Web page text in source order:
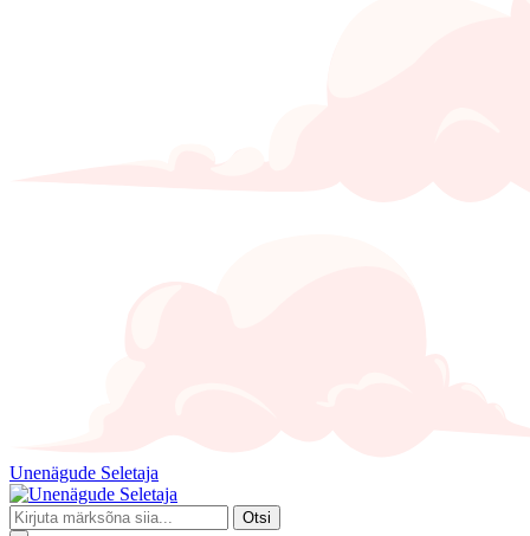
Unenägude Seletaja
Otsi